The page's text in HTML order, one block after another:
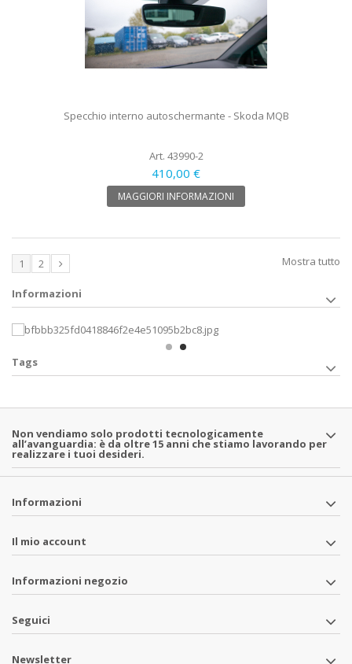
Specchio interno autoschermante - Skoda MQB
Art. 43990-2
410,00 €
MAGGIORI INFORMAZIONI
Mostra tutto
1 2
Informazioni
Tags
Non vendiamo solo prodotti tecnologicamente
all’avanguardia: è da oltre 15 anni che stiamo lavorando per
realizzare i tuoi desideri.
Informazioni
Il mio account
Informazioni negozio
Seguici
Newsletter